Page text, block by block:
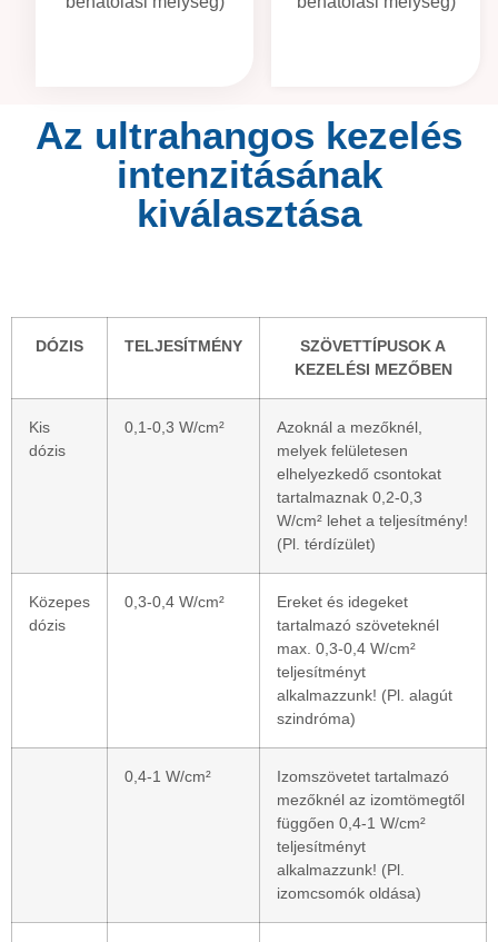
behatolási mélység)
behatolási mélység)
Az ultrahangos kezelés
intenzitásának
kiválasztása
DÓZIS TELJESÍTMÉNY
SZÖVETTÍPUSOK A
KEZELÉSI MEZŐBEN
Kis
dózis
0,1-0,3 W/cm²
Azoknál a mezőknél,
melyek felületesen
elhelyezkedő csontokat
tartalmaznak 0,2-0,3
W/cm² lehet a teljesítmény!
(Pl. térdízület)
Közepes
dózis
0,3-0,4 W/cm²
Ereket és idegeket
tartalmazó szöveteknél
max. 0,3-0,4 W/cm²
teljesítményt
alkalmazzunk! (Pl. alagút
szindróma)
0,4-1 W/cm²
Izomszövetet tartalmazó
mezőknél az izomtömegtől
függően 0,4-1 W/cm²
teljesítményt
alkalmazzunk! (Pl.
izomcsomók oldása)